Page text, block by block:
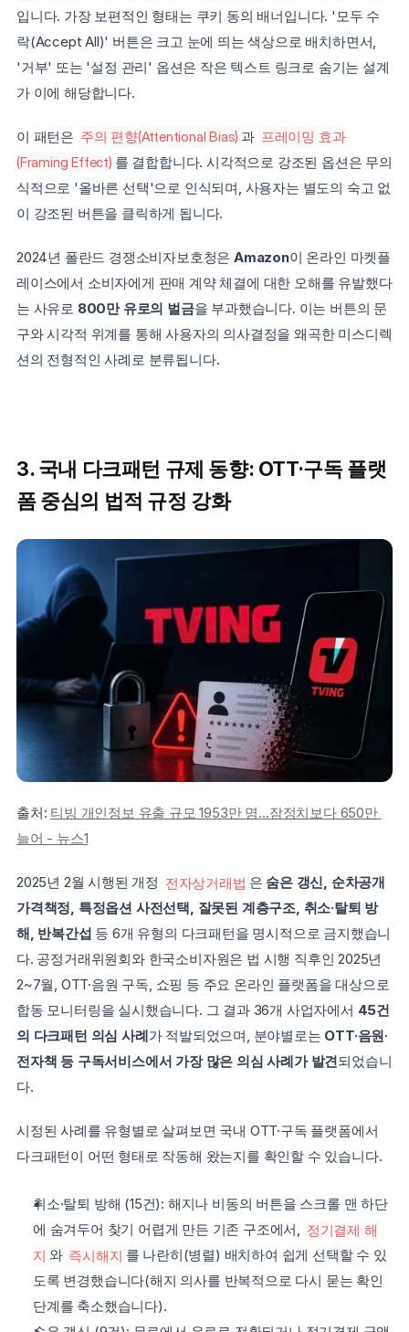
입니다. 가장 보편적인 형태는 쿠키 동의 배너입니다. '모두 수
락(Accept All)' 버튼은 크고 눈에 띄는 색상으로 배치하면서,
'거부' 또는 '설정 관리' 옵션은 작은 텍스트 링크로 숨기는 설계
가 이에 해당합니다.
이 패턴은 주의 편향(Attentional Bias) 과 프레이밍 효과
(Framing Effect) 를 결합합니다. 시각적으로 강조된 옵션은 무의
식적으로 '올바른 선택'으로 인식되며, 사용자는 별도의 숙고 없
이 강조된 버튼을 클릭하게 됩니다.
2024년 폴란드 경쟁소비자보호청은 Amazon이 온라인 마켓플
레이스에서 소비자에게 판매 계약 체결에 대한 오해를 유발했다
는 사유로 800만 유로의 벌금을 부과했습니다. 이는 버튼의 문
구와 시각적 위계를 통해 사용자의 의사결정을 왜곡한 미스디렉
션의 전형적인 사례로 분류됩니다.
3. 국내 다크패턴 규제 동향: OTT·구독 플랫
폼 중심의 법적 규정 강화
출처: 티빙 개인정보 유출 규모 1953만 명…잠정치보다 650만
늘어 - 뉴스1
2025년 2월 시행된 개정 전자상거래법 은 숨은 갱신, 순차공개
가격책정, 특정옵션 사전선택, 잘못된 계층구조, 취소·탈퇴 방
해, 반복간섭 등 6개 유형의 다크패턴을 명시적으로 금지했습니
다. 공정거래위원회와 한국소비자원은 법 시행 직후인 2025년
2~7월, OTT·음원 구독, 쇼핑 등 주요 온라인 플랫폼을 대상으로
합동 모니터링을 실시했습니다. 그 결과 36개 사업자에서 45건
의 다크패턴 의심 사례가 적발되었으며, 분야별로는 OTT·음원·
전자책 등 구독서비스에서 가장 많은 의심 사례가 발견되었습니
다.
시정된 사례를 유형별로 살펴보면 국내 OTT·구독 플랫폼에서
다크패턴이 어떤 형태로 작동해 왔는지를 확인할 수 있습니다.
취소·탈퇴 방해 (15건): 해지나 비동의 버튼을 스크롤 맨 하단
에 숨겨두어 찾기 어렵게 만든 기존 구조에서, 정기결제 해
지 와 즉시해지 를 나란히(병렬) 배치하여 쉽게 선택할 수 있
도록 변경했습니다(해지 의사를 반복적으로 다시 묻는 확인
단계를 축소했습니다).